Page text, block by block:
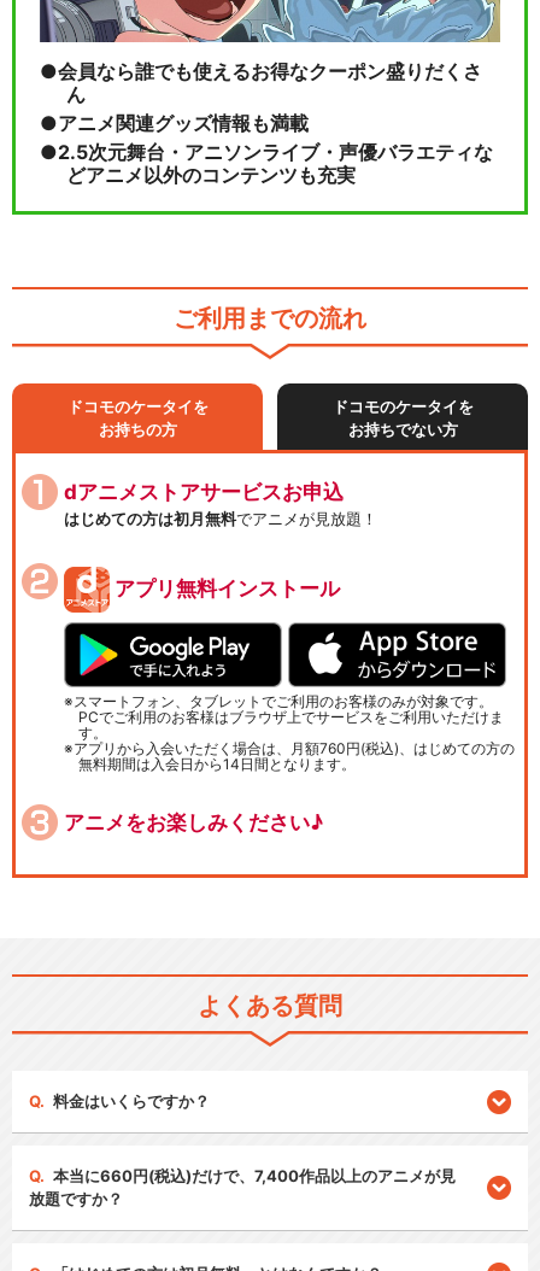
カードファイト!! ヴァンガー
ド Divine…
会員なら誰でも使えるお得なクーポン盛りだくさ
ん
アニメ関連グッズ情報も満載
2.5次元舞台・アニソンライブ・声優バラエティな
どアニメ以外のコンテンツも充実
ご利用までの流れ
ドコモのケータイを
お持ちの方
ドコモのケータイを
お持ちでない方
dアニメストアサービスお申込
はじめての方は初月無料でアニメが見放題！
アプリ無料インストール
スマートフォン、タブレットでご利用のお客様のみが対象です。
PCでご利用のお客様はブラウザ上でサービスをご利用いただけま
す。
アプリから入会いただく場合は、月額760円(税込)、はじめての方の
無料期間は入会日から14日間となります。
アニメをお楽しみください♪
よくある質問
料金はいくらですか？
本当に660円(税込)だけで、7,400作品以上のアニメが見
放題ですか？